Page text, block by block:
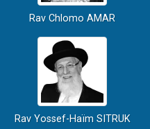
Rav Chlomo AMAR
Rav Yossef-Haïm SITRUK